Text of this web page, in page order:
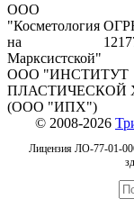
ООО
"Косметология
на
Марксистской"
ООО "ИНСТИТУТ
ПЛАСТИЧЕСКОЙ
(ООО "ИПХ")
© 2008-2026
Лицензия ЛО-77-01-